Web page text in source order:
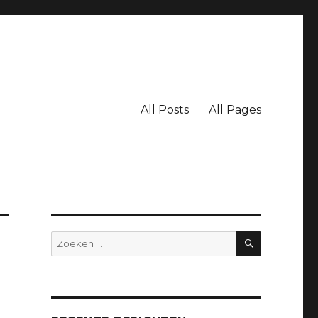
All Posts All Pages
Zoeken
naar:
ZOEKEN